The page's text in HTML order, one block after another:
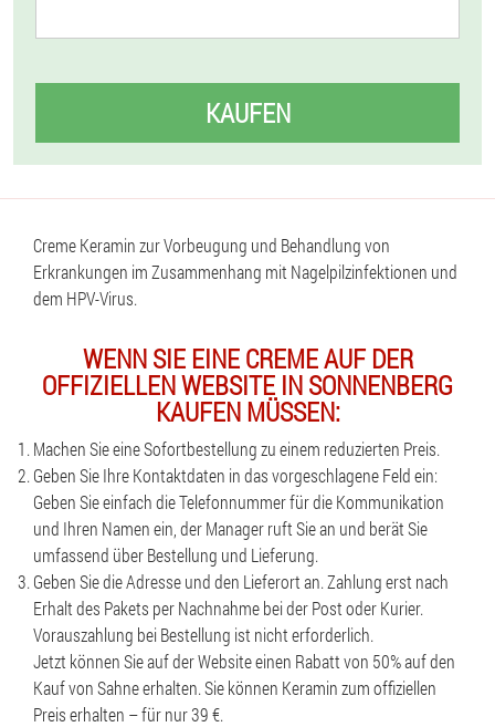
KAUFEN
Creme Keramin zur Vorbeugung und Behandlung von
Erkrankungen im Zusammenhang mit Nagelpilzinfektionen und
dem HPV-Virus.
WENN SIE EINE CREME AUF DER
OFFIZIELLEN WEBSITE IN SONNENBERG
KAUFEN MÜSSEN:
Machen Sie eine Sofortbestellung zu einem reduzierten Preis.
Geben Sie Ihre Kontaktdaten in das vorgeschlagene Feld ein:
Geben Sie einfach die Telefonnummer für die Kommunikation
und Ihren Namen ein, der Manager ruft Sie an und berät Sie
umfassend über Bestellung und Lieferung.
Geben Sie die Adresse und den Lieferort an. Zahlung erst nach
Erhalt des Pakets per Nachnahme bei der Post oder Kurier.
Vorauszahlung bei Bestellung ist nicht erforderlich.
Jetzt können Sie auf der Website einen Rabatt von 50% auf den
Kauf von Sahne erhalten. Sie können Keramin zum offiziellen
Preis erhalten – für nur 39 €.